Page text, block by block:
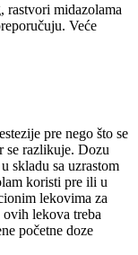
rastvori midazolama
Veće
pre nego što se
se razlikuje. Dozu
skladu sa uzrastom
koristi pre ili u
lekovima za
lekova treba
početne doze